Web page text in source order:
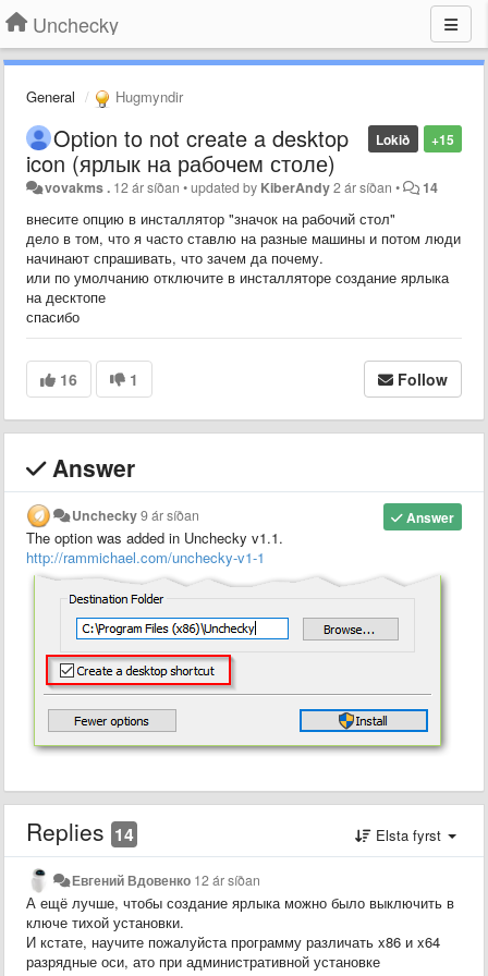
Unchecky
General Hugmyndir
+15
Lokið
Option to not create a desktop
icon (ярлык на рабочем столе)
vovakms . 12 ár síðan •updated by KiberAndy2 ár síðan • 14
внесите опцию в инсталлятор "значок на рабочий стол"
дело в том, что я часто ставлю на разные машины и потом люди
начинают спрашивать, что зачем да почему.
или по умолчанию отключите в инсталляторе создание ярлыка
на десктопе
спасибо
16 1 Follow
Answer
Answer
Unchecky9 ár síðan
The option was added in Unchecky v1.1.
http://rammichael.com/unchecky-v1-1
Replies 14 Elsta fyrst
Евгений Вдовенко 12 ár síðan
А ещё лучше, чтобы создание ярлыка можно было выключить в
ключе тихой установки.
И кстате, научите пожалуйста программу различать x86 и x64
разрядные оси, ато при административной установке